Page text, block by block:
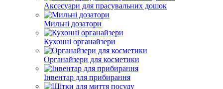
Аксесуари для прасувальних дошок
Мильні дозатори
Кухонні органайзери
Органайзери для косметики
Інвентар для прибирання